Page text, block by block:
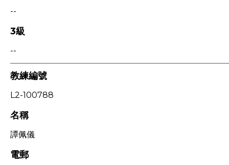
--
3級
--
教練編號
L2-100788
名稱
譚佩儀
電郵